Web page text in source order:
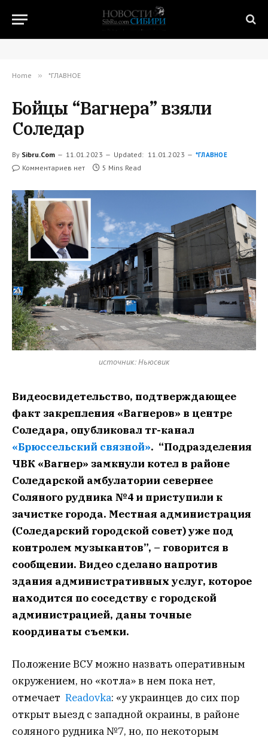
Home » *ГЛАВНОЕ
Бойцы “Вагнера” взяли
Соледар
By Sibru.Com 11.01.2023 Updated: 11.01.2023 *ГЛАВНОЕ
Комментариев нет 5 Mins Read
источник: Ньюсвик
Видеосвидетельство, подтверждающее
факт закрепления «Вагнеров» в центре
Соледара, опубликовал тг-канал
«Брюссельский связной». “Подразделения
ЧВК «Вагнер» замкнули котел в районе
Соледарской амбулатории севернее
Соляного рудника №4 и приступили к
зачистке города. Местная администрация
(Соледарский городской совет) уже под
контролем музыкантов”, – говорится в
сообщении. Видео сделано напротив
здания административных услуг, которое
находится по соседству с городской
администрацией, даны точные
координаты съемки.
Положение ВСУ можно назвать оперативным
окружением, но «котла» в нем пока нет,
отмечает Readovka: «у украинцев до сих пор
открыт выезд с западной окраины, в районе
соляного рудника №7, но, по некоторым